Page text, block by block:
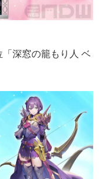
深窓の籠もり人 ベ